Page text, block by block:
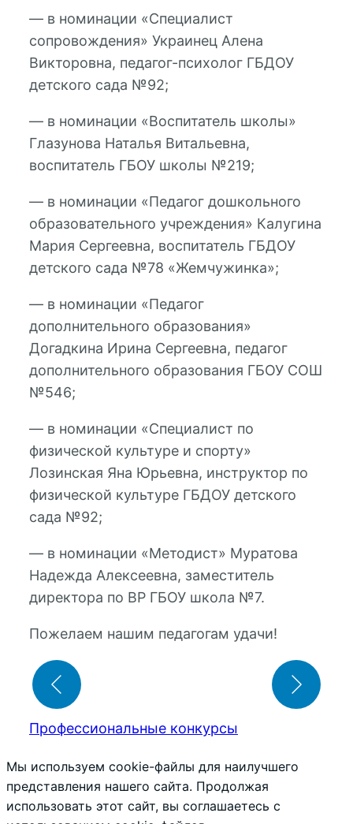
— в номинации «Специалист
сопровождения» Украинец Алена
Викторовна, педагог-психолог ГБДОУ
детского сада №92;
— в номинации «Воспитатель школы»
Глазунова Наталья Витальевна,
воспитатель ГБОУ школы №219;
— в номинации «Педагог дошкольного
образовательного учреждения» Калугина
Мария Сергеевна, воспитатель ГБДОУ
детского сада №78 «Жемчужинка»;
— в номинации «Педагог
дополнительного образования»
Догадкина Ирина Сергеевна, педагог
дополнительного образования ГБОУ СОШ
№546;
— в номинации «Специалист по
физической культуре и спорту»
Лозинская Яна Юрьевна, инструктор по
физической культуре ГБДОУ детского
сада №92;
— в номинации «Методист» Муратова
Надежда Алексеевна, заместитель
директора по ВР ГБОУ школа №7.
Пожелаем нашим педагогам удачи!
Профессиональные конкурсы
Мы используем cookie-файлы для наилучшего
представления нашего сайта. Продолжая
использовать этот сайт, вы соглашаетесь с